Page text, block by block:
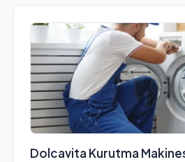
Dolcavita Kurutma